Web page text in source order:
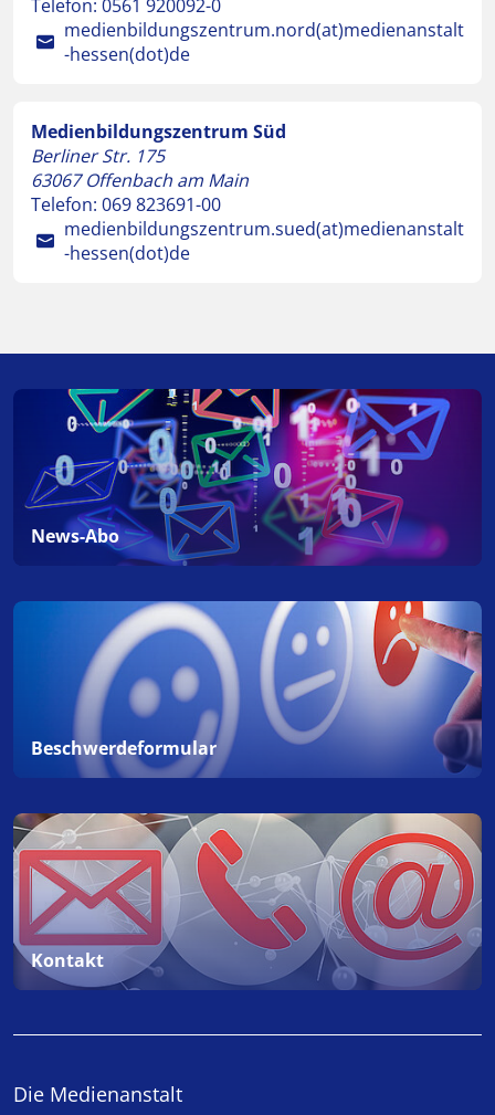
Telefon: 0561 920092-0
medienbildungszentrum.nord(at)medienanstalt
-hessen(dot)de
Medienbildungszentrum Süd
Berliner Str. 175
63067 Offenbach am Main
Telefon: 069 823691-00
medienbildungszentrum.sued(at)medienanstalt
-hessen(dot)de
News-Abo
Beschwerdeformular
Kontakt
Die Medienanstalt